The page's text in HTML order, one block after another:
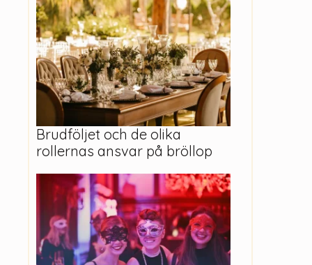
Brudföljet och de olika
rollernas ansvar på bröllop